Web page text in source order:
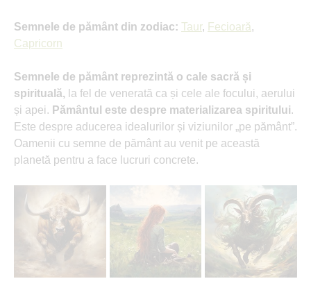
Semnele de pământ din zodiac: Taur, Fecioară,
Capricorn
Semnele de pământ reprezintă o cale sacră și
spirituală, la fel de venerată ca și cele ale focului, aerului
și apei. Pământul este despre materializarea spiritului.
Este despre aducerea idealurilor și viziunilor „pe pământ”.
Oamenii cu semne de pământ au venit pe această
planetă pentru a face lucruri concrete.